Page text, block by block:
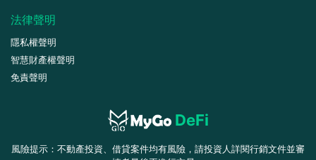
法律聲明
隱私權聲明
智慧財產權聲明
免責聲明
DeFi
風險提示：不動產投資、借貸案件均有風險，請投資人詳閱行銷文件並審